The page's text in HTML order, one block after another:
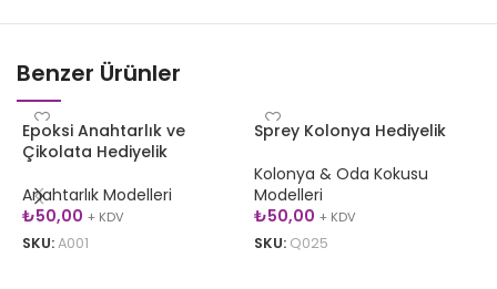
Benzer Ürünler
Epoksi Anahtarlık ve
Çikolata Hediyelik
Anahtarlık Modelleri
₺50,00 + KDV
SKU:A001
Sprey Kolonya Hediyelik
Kolonya & Oda Kokusu
Modelleri
₺50,00 + KDV
SKU: Q025